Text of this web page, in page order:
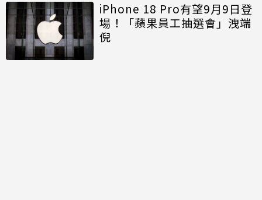
iPhone 18 Pro有望9月9日登
場！「蘋果員工抽選會」洩端
倪